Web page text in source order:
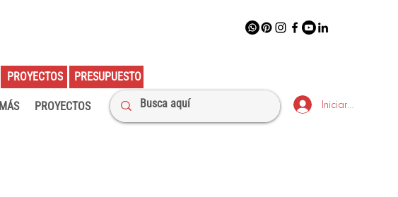
MÁS PROYECTOS
PRESUPUESTO
PROYECTOS
Iniciar sesión